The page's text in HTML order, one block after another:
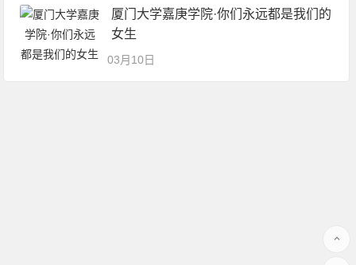
厦门大学嘉庚学院·你们永远都是我们的
女生
03月10日